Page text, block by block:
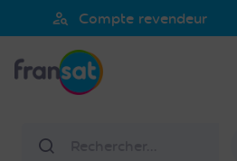
noter
Ce
comprend
person_search Compte revendeur